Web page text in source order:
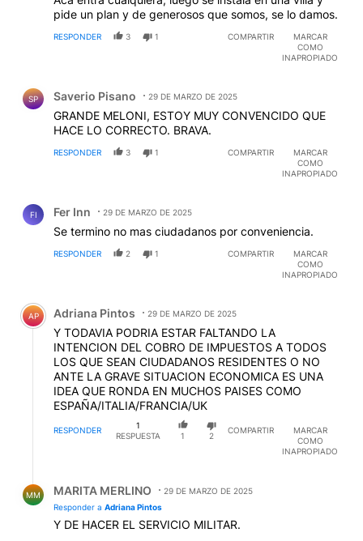
pide un plan y de generosos que somos, se lo damos.
RESPONDER 3 1 COMPARTIR
MARCAR
COMO
INAPROPIADO
SP Saverio Pisano 29 DE MARZO DE 2025
GRANDE MELONI, ESTOY MUY CONVENCIDO QUE
HACE LO CORRECTO. BRAVA.
RESPONDER 3 1 COMPARTIR
MARCAR
COMO
INAPROPIADO
FI Fer Inn 29 DE MARZO DE 2025
Se termino no mas ciudadanos por conveniencia.
RESPONDER 2 1 COMPARTIR
MARCAR
COMO
INAPROPIADO
Comentario de Adriana Pintos.
AP Adriana Pintos 29 DE MARZO DE 2025
Y TODAVIA PODRIA ESTAR FALTANDO LA
INTENCION DEL COBRO DE IMPUESTOS A TODOS
LOS QUE SEAN CIUDADANOS RESIDENTES O NO
ANTE LA GRAVE SITUACION ECONOMICA ES UNA
IDEA QUE RONDA EN MUCHOS PAISES COMO
ESPAÑA/ITALIA/FRANCIA/UK
RESPONDER
1
RESPUESTA
1 2
COMPARTIR
MARCAR
COMO
INAPROPIADO
MM MARITA MERLINO
29 DE MARZO DE 2025
Responder a Adriana Pintos
Y DE HACER EL SERVICIO MILITAR.